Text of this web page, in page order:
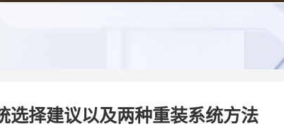
择建议以及两种重装系统方法